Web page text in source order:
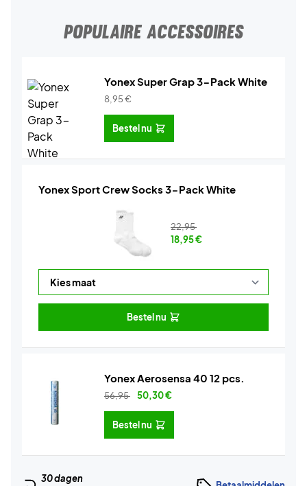
POPULAIRE ACCESSOIRES
Yonex Super Grap 3-Pack White
8,95€
Bestel nu
Yonex Sport Crew Socks 3-Pack White
22,95
18,95€
Bestel nu
Yonex Aerosensa 40 12 pcs.
56,95 50,30€
Bestel nu
30 dagen